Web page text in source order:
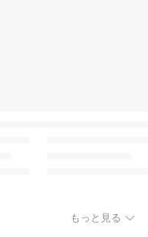
もっと見る